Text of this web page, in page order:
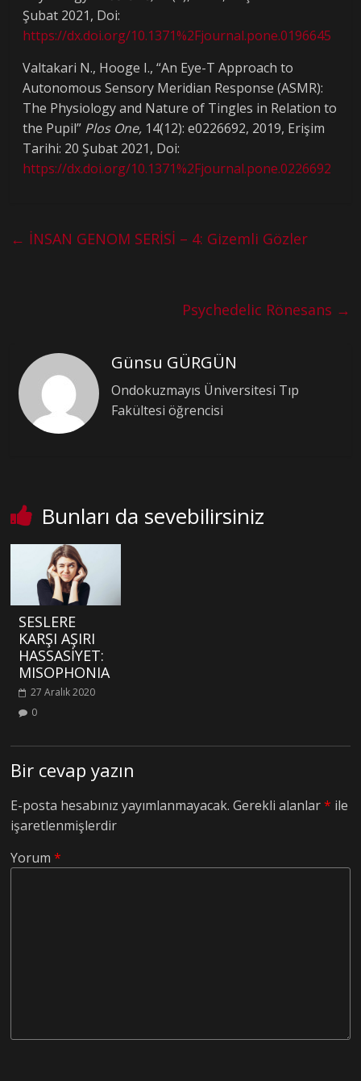
Şubat 2021, Doi:
https://dx.doi.org/10.1371%2Fjournal.pone.0196645
Valtakari N., Hooge I., “An Eye-T Approach to
Autonomous Sensory Meridian Response (ASMR):
The Physiology and Nature of Tingles in Relation to
the Pupil” Plos One, 14(12): e0226692, 2019, Erişim
Tarihi: 20 Şubat 2021, Doi:
https://dx.doi.org/10.1371%2Fjournal.pone.0226692
← İNSAN GENOM SERİSİ – 4: Gizemli Gözler
Psychedelic Rönesans →
Günsu GÜRGÜN
Ondokuzmayıs Üniversitesi Tıp
Fakültesi öğrencisi
Bunları da sevebilirsiniz
SESLERE
KARŞI AŞIRI
HASSASİYET:
MISOPHONIA
27 Aralık 2020
0
Bir cevap yazın
E-posta hesabınız yayımlanmayacak. Gerekli alanlar* ile
işaretlenmişlerdir
Yorum*